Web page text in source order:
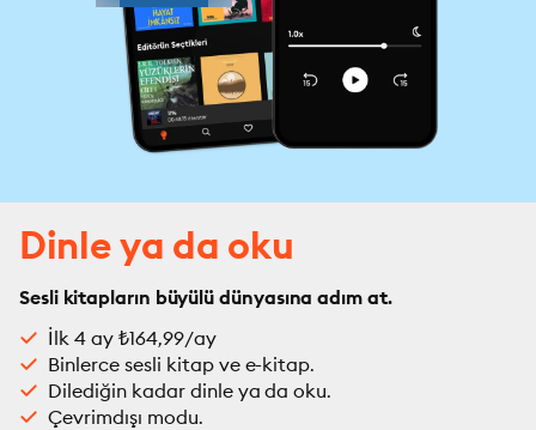
Dinle ya da oku
Sesli kitapların büyülü dünyasına adım at.
İlk 4 ay ₺164,99/ay
Binlerce sesli kitap ve e-kitap.
Dilediğin kadar dinle ya da oku.
Çevrimdışı modu.